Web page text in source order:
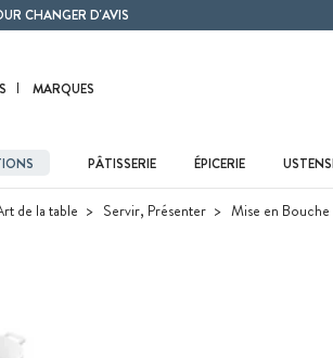
CHANGER D'AVIS
MARQUES
PÂTISSERIE ÉPICERIE
de la table Servir, Présenter Mise en Bouche